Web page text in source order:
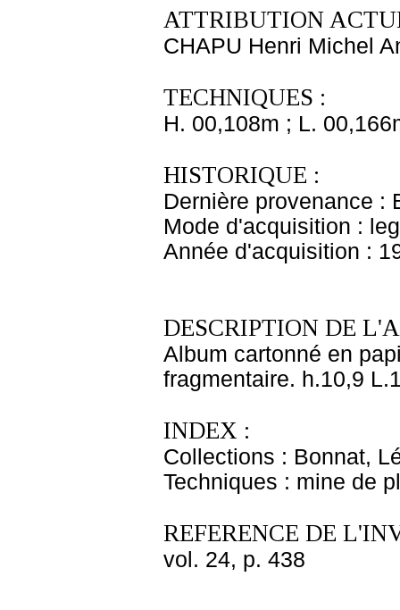
ATTRIBUTION
CHAPU Henri Michel
TECHNIQUES :
H. 00,108m ; L.
HISTORIQUE :
Dernière provenance :
Mode d'acquisition :
Année d'acquisition :
DESCRIPTION DE
Album cartonné en
fragmentaire. h.10,9
INDEX :
Collections : Bonnat,
Techniques : mine de
REFERENCE DE
vol. 24, p. 438